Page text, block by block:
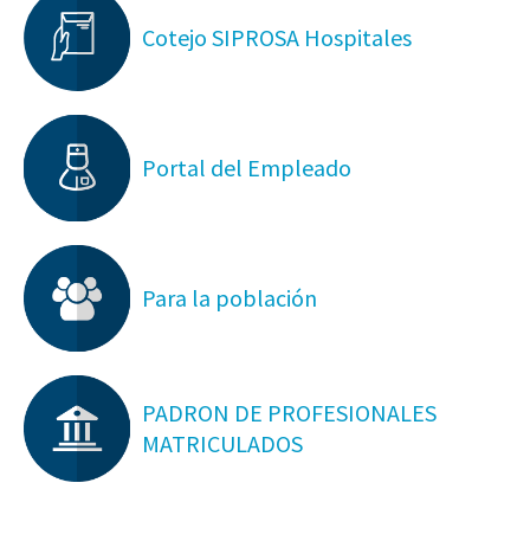
Cotejo SIPROSA Hospitales
Portal del Empleado
Para la población
PADRON DE PROFESIONALES
MATRICULADOS